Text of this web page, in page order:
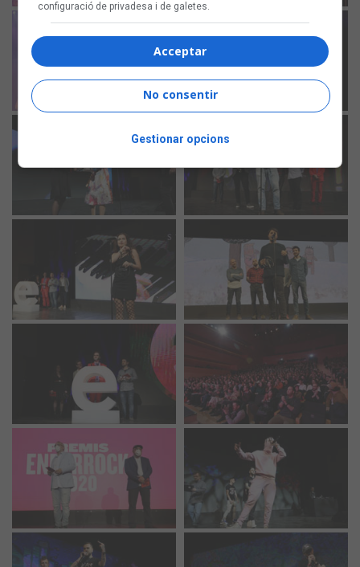
configuració de privadesa i de galetes.
Acceptar
No consentir
Gestionar opcions